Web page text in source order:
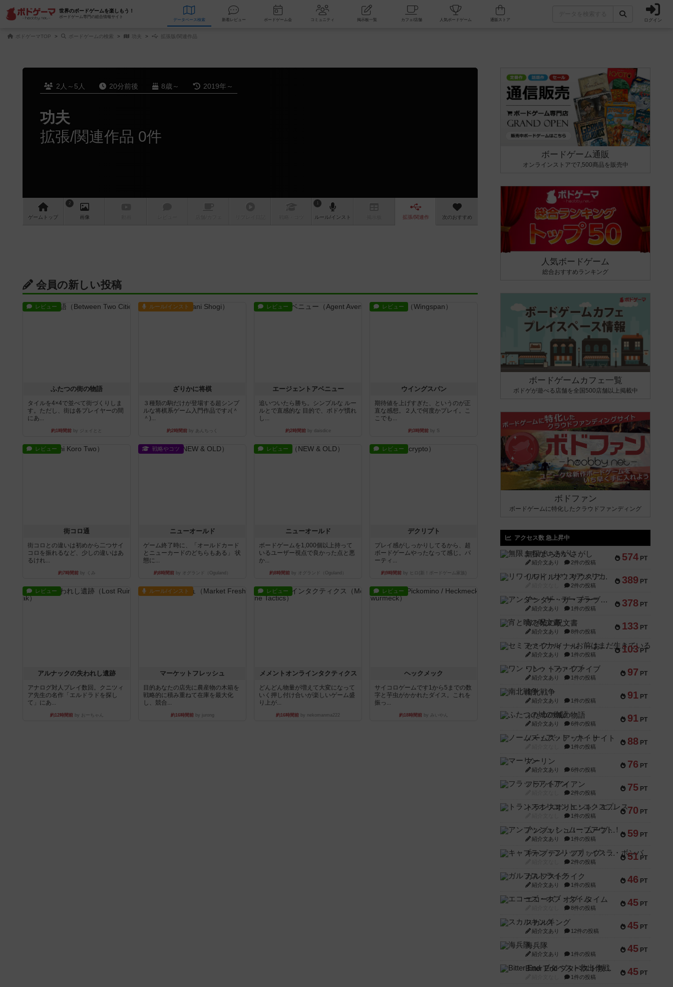
世界のボードゲームを楽しもう！
ボードゲーム専門の総合情報サイト
データベース 検索 新着レビュー ボードゲーム会 コミュニティ 掲示板一覧 カフェ/店舗 人気ボードゲーム ログイン
ボドゲーマTOP ボードゲームの検索 功夫 拡張版/関連作品
2人～5人 20分前後 8歳～ 2019年～
功夫
拡張/関連作品 0件
ゲーム トップ
2
画像
1
ルール/インスト 拡張/関連作 次のおすすめ
会員の新しい投稿
レビュー
ふたつの街の物語
タイルを4×4で並べて街づくりしま
す。ただし、街は各プレイヤーの間
にあ...
約1時間前 by ジェイとと
ルール/インスト
ざりかに将棋
３種類の駒だけが登場する超シンプ
ルな将棋系ゲーム入門作品です♪(＾
＾)...
約2時間前 by あんちっく
レビュー
エージェントアベニュー
追いついたら勝ち。シンプルな ルー
ルとで直感的な 目的で、ボドゲ慣れ
し...
約2時間前by daisdice
レビュー
ウイングスパン
期待値を上げすぎた、というのが正
直な感想。２人で何度かプレイ。こ
こでも...
約3時間前by S
レビュー
街コロ通
街コロとの違いは初めから二つサイ
コロを振れるなど、少しの違いはあ
るけれ...
約7時間前by くみ
戦略やコツ
ニューオールド
ゲーム終了時に、「オールドカード
とニューカードのどちらもある」 状
態に...
約8時間前 by オグランド（Oguland）
レビュー
ニューオールド
ボードゲームを1,000個以上持って
いるユーザー視点で良かった点と悪
か...
約8時間前 by オグランド（Oguland）
レビュー
デクリプト
プレイ感がしっかりしてるから、超
ボードゲームやったなって感じ。パ
ーティ...
約9時間前by ヒロ(新！ボードゲーム家族)
レビュー
アルナックの失われし遺跡
アナログ対人プレイ数回。クニツィ
ア先生の名作「エルドラドを探し
て」にあ...
約12時間前by おーちゃん
ルール/インスト
マーケットフレッシュ
目的あなたの店先に農産物の木箱を
戦略的に積み重ねて在庫を最大化
し、競合...
約16時間前by jurong
レビュー
メメントオンラインタクティクス
どんどん物量が増えて大変になって
いく押し付け合いが楽しいゲーム盛
り上が...
約16時間前 by nekomanma222
レビュー
ヘックメック
サイコロゲームです1から5までの数
字と芋虫がかかれたダイス。これを
振っ...
約18時間前 by みいやん
ボードゲーム通販
オンラインストアで7,500商品を販売中
人気ボードゲーム
総合おすすめランキング
ボードゲームカフェ一覧
ボドゲが遊べる店舗を全国500店舗以上掲載中
ボドファン
ボードゲームに特化したクラウドファンディング
アクセス数 急上昇中
574 PT
無限まちがいさがし
紹介文あり 2件の投稿
389 PT
リワイルド：サウスアメリカ
2件の投稿
378 PT
アンダー・ザ・テーブラー
紹介文あり 1件の投稿
133 PT
宵と暁の呪文書
紹介文あり 8件の投稿
103 PT
セミファイナル ～お前はまだ生きている～
紹介文あり 1件の投稿
97 PT
ワン・トゥ・ファイブ
紹介文あり 1件の投稿
91 PT
南北戦争
紹介文あり 1件の投稿
91 PT
ふたつの城の物語
紹介文あり 6件の投稿
88 PT
ノームズ・アット・ナイト
1件の投稿
76 PT
マーリン
紹介文あり 6件の投稿
75 PT
フラットアイアン
2件の投稿
70 PT
トランスオリエント・エクスプレス
1件の投稿
59 PT
アンブッシュ！：ムーブアウト！
紹介文あり 1件の投稿
51 PT
キャプテン・フリップ：イスラ・ボンバ
2件の投稿
46 PT
ガルフストライク
紹介文あり 1件の投稿
45 PT
エコーズ・オブ・タイム
8件の投稿
45 PT
スカルキング
紹介文あり 12件の投稿
45 PT
海兵隊
紹介文あり 1件の投稿
45 PT
Bitter End ブタペスト救出作戦
1件の投稿